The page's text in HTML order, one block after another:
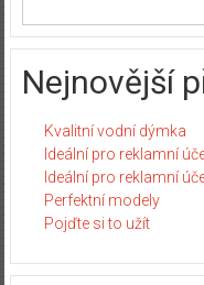
Nejnovější
Kvalitní vodní dýmka
Ideální pro reklamní
Ideální pro reklamní
Perfektní modely
Pojďte si to užít